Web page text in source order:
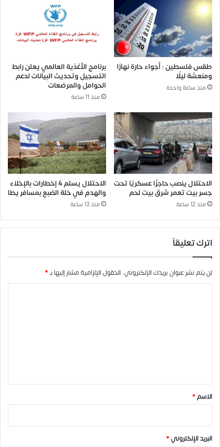
طقس فلسطين : أجواء حارة نهارًا
ومنعشة ليلًا
منذ ساعة واحدة
برنامج الأغذية العالمي يعلن رابط
التسجيل وتحديث البيانات لدعم
الحوامل والمرضعات
منذ 11 ساعة
الاحتلال ينصب حاجزًا عسكريًا تحت
جسر بيت تعمر شرق بيت لحم
منذ 12 ساعة
الاحتلال يسلم 4 إخطارات بالإخلاء
والهدم في خلة الضبع بمسافر يطا
منذ 13 ساعة
اترك تعليقاً
لن يتم نشر عنوان بريدك الإلكتروني. الحقول الإلزامية مشار إليها بـ*
*
الاسم*
البريد الإلكتروني*